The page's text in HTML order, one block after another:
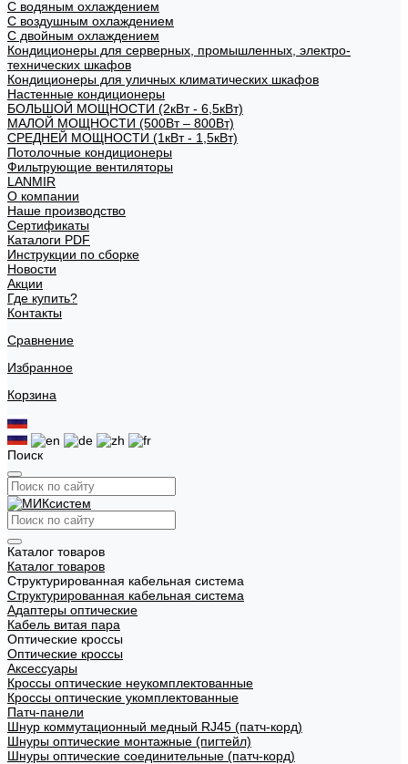
С водяным охлаждением
С воздушным охлаждением
С двойным охлаждением
Кондиционеры для серверных, промышленных, электро-
технических шкафов
Кондиционеры для уличных климатических шкафов
Настенные кондиционеры
БОЛЬШОЙ МОЩНОСТИ (2кВт - 6,5кВт)
МАЛОЙ МОЩНОСТИ (500Вт – 800Вт)
СРЕДНЕЙ МОЩНОСТИ (1кВт - 1,5кВт)
Потолочные кондиционеры
Фильтрующие вентиляторы
LANMIR
О компании
Наше производство
Сертификаты
Каталоги PDF
Инструкции по сборке
Новости
Акции
Где купить?
Контакты
Сравнение
Избранное
Корзина
Поиск
Каталог товаров
Каталог товаров
Структурированная кабельная система
Структурированная кабельная система
Адаптеры оптические
Кабель витая пара
Оптические кроссы
Оптические кроссы
Аксессуары
Кроссы оптические неукомплектованные
Кроссы оптические укомплектованные
Патч-панели
Шнур коммутационный медный RJ45 (патч-корд)
Шнуры оптические монтажные (пигтейл)
Шнуры оптические соединительные (патч-корд)